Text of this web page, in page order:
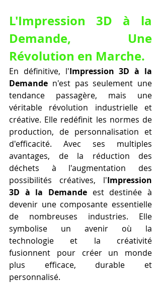
L'Impression 3D à la
Demande, Une
Révolution en Marche.
En définitive, l'Impression 3D à la
Demande n'est pas seulement une
tendance passagère, mais une
véritable révolution industrielle et
créative. Elle redéfinit les normes de
production, de personnalisation et
d'efficacité. Avec ses multiples
avantages, de la réduction des
déchets à l'augmentation des
possibilités créatives, l'Impression
3D à la Demande est destinée à
devenir une composante essentielle
de nombreuses industries. Elle
symbolise un avenir où la
technologie et la créativité
fusionnent pour créer un monde
plus efficace, durable et
personnalisé.